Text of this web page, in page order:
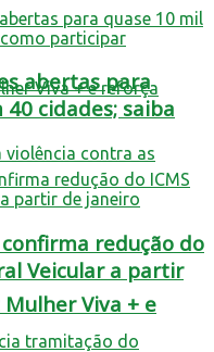
Viva + e
abertas para
cidades; saiba
confirma redução do
Veicular a partir